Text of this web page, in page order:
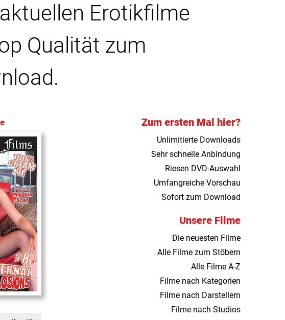
Erotikfilme
Qualität zum
Zum ersten Mal hier?
Unlimitierte Downloads
Sehr schnelle Anbindung
Riesen DVD-Auswahl
Umfangreiche Vorschau
Sofort zum Download
Unsere Filme
Die neuesten Filme
Alle Filme zum Stöbern
Alle Filme A-Z
Filme nach Kategorien
Filme nach Darstellern
Filme nach Studios